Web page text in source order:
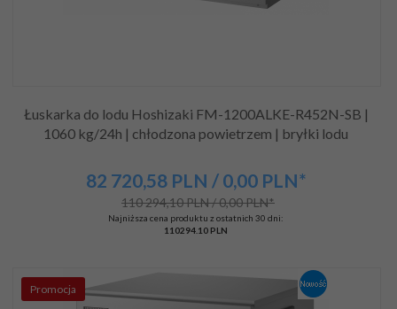
Łuskarka do lodu Hoshizaki FM-1200ALKE-R452N-SB |
1060 kg/24h | chłodzona powietrzem | bryłki lodu
82 720,58PLN / 0,00 PLN*
110 294,10 PLN / 0,00 PLN*
Najniższa cena produktu z ostatnich 30 dni:
110294.10 PLN
Promocja